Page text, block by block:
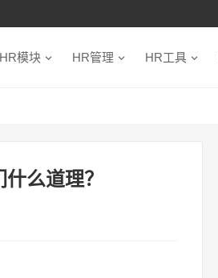
HR模块 HR管理 HR工具
么道理？